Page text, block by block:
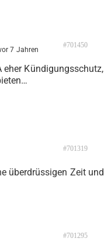
7 Jahren
#701450
eher Kündigungsschutz,
#701319
überdrüssigen Zeit und
#701295